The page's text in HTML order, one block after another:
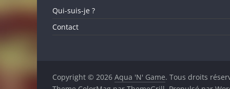
Qui-suis-je ?
Contact
Copyright © 2026 Aqua 'N' Game. Tous droits